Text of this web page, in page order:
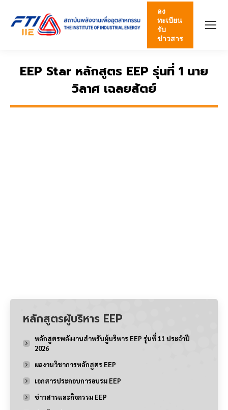
ลง
ทะเบียน
รับ
ข่าวสาร
EEP Star หลักสูตร EEP รุ่นที่ 1 นาย
วิลาศ เฉลยสัตย์
หลักสูตรผู้บริหาร EEP
หลักสูตรพลังงานสำหรับผู้บริหาร EEP รุ่นที่ 11 ประจำปี
2026
ผลงานวิชาการหลักสูตร EEP
เอกสารประกอบการอบรม EEP
ข่าวสารและกิจกรรม EEP